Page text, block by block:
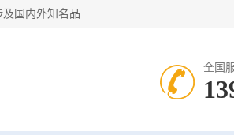
专业配送水暖器材、光源灯具、五金交电等维修物资，飞利浦，佛山照明，世达，博世，九牧，特陶等各产品涉及国内外知名品牌。公司专注与物业、学校、酒店、工厂等单位合作，提供一站式配送服务，降低客户综合成本。依托电子商务改变传统模式，以专业的团队为客户提供24H物资配送到达，货到月结、统一开票，便捷退换等服务，提高了企业的运营效率。
全国